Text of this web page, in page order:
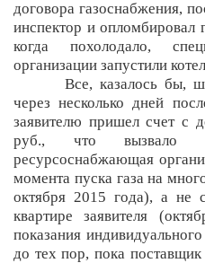
договора газоснабжения,
инспектор и опломбировал
когда похолодало,
организации запустили
Все, казалось бы,
через несколько дней
заявителю пришел счет с
руб., что вызвало
ресурсоснабжающая
момента пуска газа на
октября 2015 года), а не
квартире заявителя
показания
до тех пор, пока поставщик